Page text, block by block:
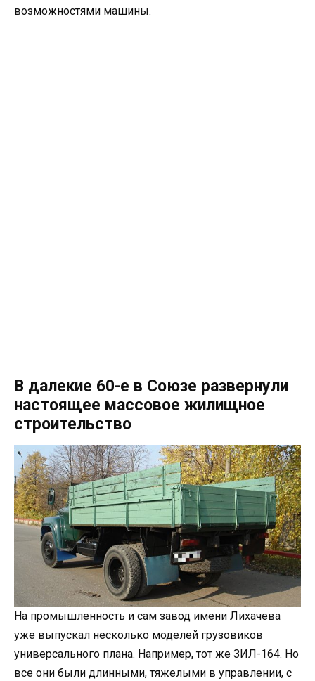
возможностями машины.
В далекие 60-е в Союзе развернули
настоящее массовое жилищное
строительство
На промышленность и сам завод имени Лихачева
уже выпускал несколько моделей грузовиков
универсального плана. Например, тот же ЗИЛ-164. Но
все они были длинными, тяжелыми в управлении, с